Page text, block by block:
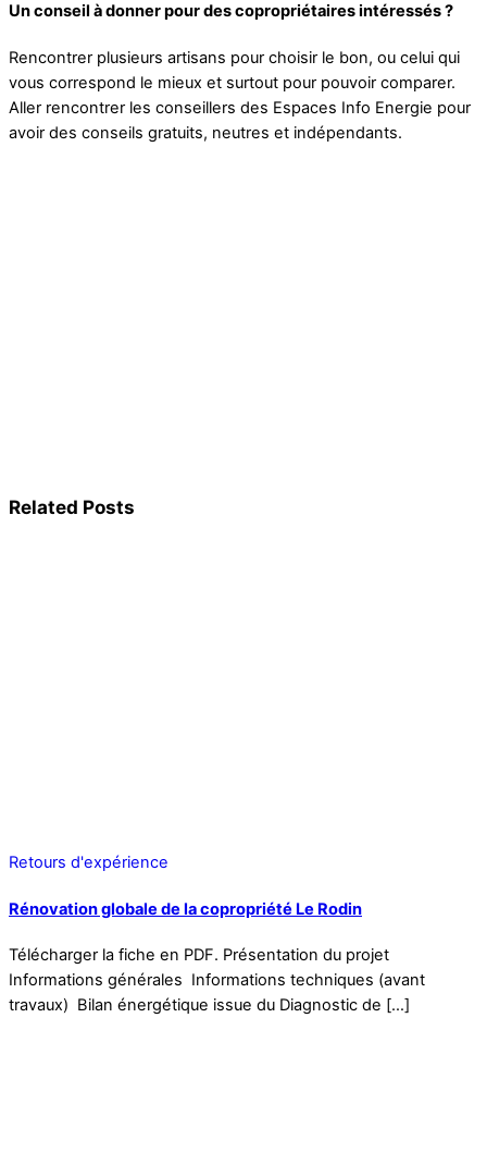
Un conseil à donner pour des copropriétaires intéressés ?
Rencontrer plusieurs artisans pour choisir le bon, ou celui qui
vous correspond le mieux et surtout pour pouvoir comparer.
Aller rencontrer les conseillers des Espaces Info Energie pour
avoir des conseils gratuits, neutres et indépendants.
Related Posts
Retours d'expérience
Rénovation globale de la copropriété Le Rodin
Télécharger la fiche en PDF. Présentation du projet
Informations générales Informations techniques (avant
travaux) Bilan énergétique issue du Diagnostic de […]